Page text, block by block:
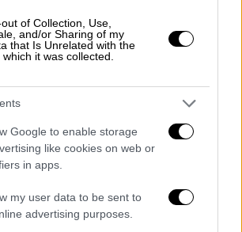
of Collection, Use,
and/or Sharing of my
that Is Unrelated with the
it was collected.
Google to enable storage
like cookies on web or
in apps.
my user data to be sent to
advertising purposes.
έπεσαν σήμερα
II
ΘΕΩΡΙΑΣ (ΑΟΘ)
ΓΕΩΡΓΙΑΣ